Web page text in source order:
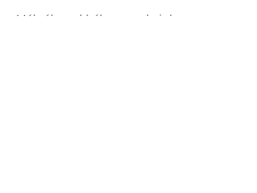
Mély álmunkból gyermekeink